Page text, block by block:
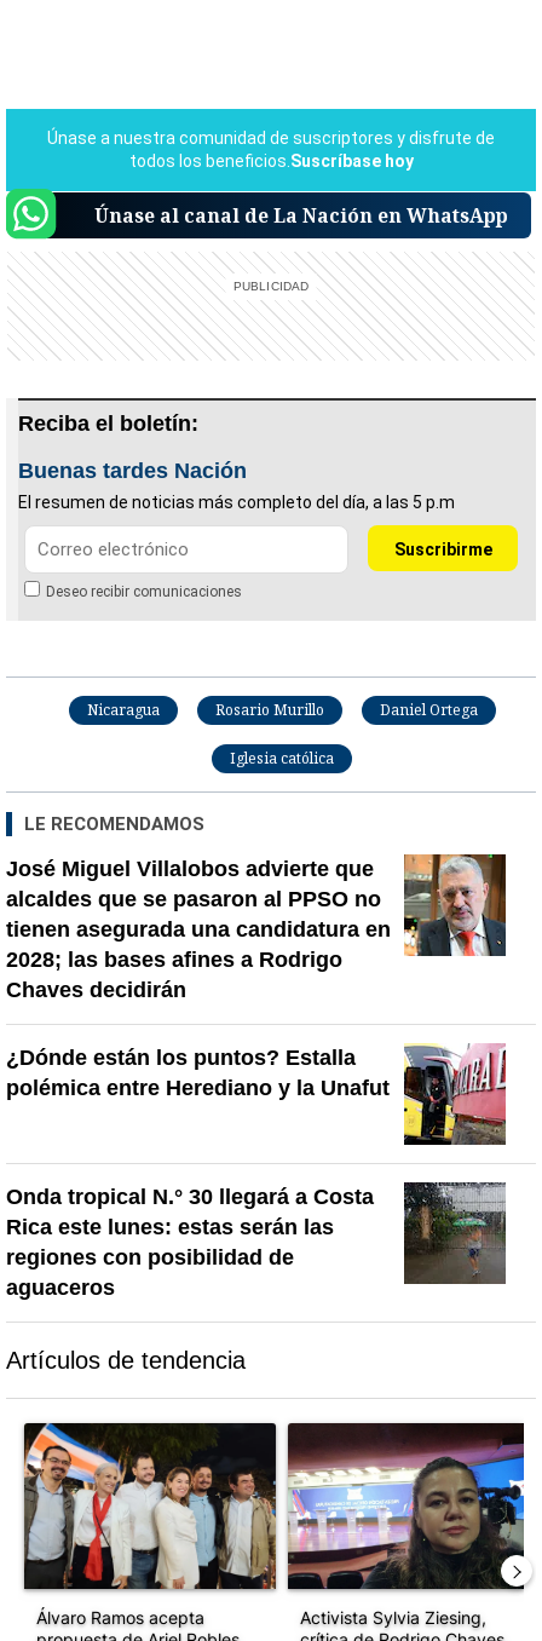
Únase al canal de La Nación en WhatsApp
Reciba el boletín:
Buenas tardes Nación
El resumen de noticias más completo del día, a las 5 p.m
Deseo recibir comunicaciones
Nicaragua Rosario Murillo Daniel Ortega
Iglesia católica
LE RECOMENDAMOS
José Miguel Villalobos advierte que
alcaldes que se pasaron al PPSO no
tienen asegurada una candidatura en
2028; las bases afines a Rodrigo
Chaves decidirán
¿Dónde están los puntos? Estalla
polémica entre Herediano y la Unafut
Onda tropical N.° 30 llegará a Costa
Rica este lunes: estas serán las
regiones con posibilidad de
aguaceros
Artículos de tendencia
Un artículo de tendencia con el título "Álvaro Ramos acepta
Álvaro Ramos acepta
Un artículo de tendencia con
Activista Sylvia Ziesing,